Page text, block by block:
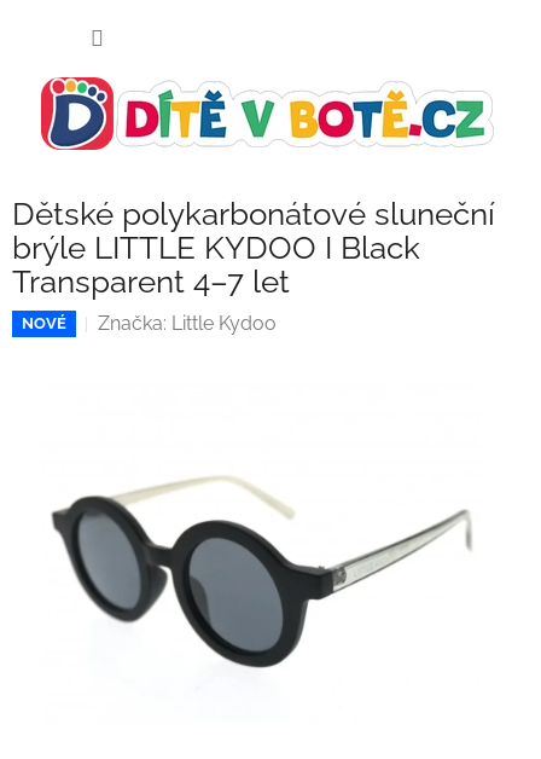
Dětské polykarbonátové sluneční
brýle LITTLE KYDOO I Black
Transparent 4–7 let
NOVÉ Značka: Little Kydoo